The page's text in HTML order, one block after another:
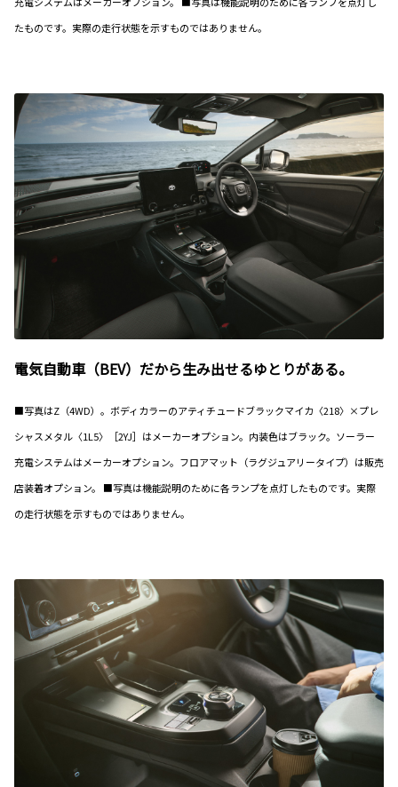
たものです。実際の走行状態を示すものではありません。
電気自動車（BEV）だから生み出せるゆとりがある。
■写真はZ（4WD）。ボディカラーのアティチュードブラックマイカ〈218〉×プレ
シャスメタル〈1L5〉［2YJ］はメーカーオプション。内装色はブラック。ソーラー
充電システムはメーカーオプション。フロアマット（ラグジュアリータイプ）は販売
店装着オプション。 ■写真は機能説明のために各ランプを点灯したものです。実際
の走行状態を示すものではありません。